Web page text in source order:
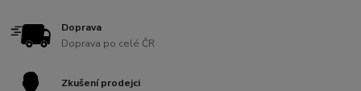
Doprava
Doprava po celé ČR
Zkušení prodejci